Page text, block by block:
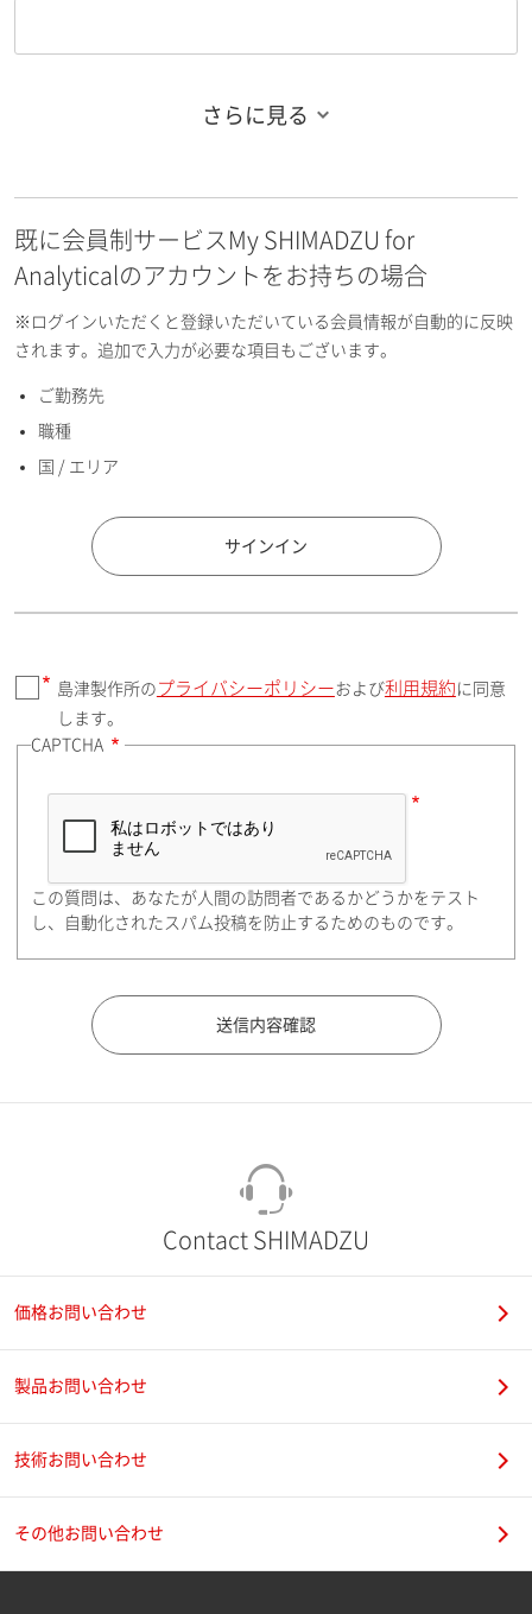
お名前フリガナ（名）
E-mailアドレス（半角英数）
国 / エリア
郵便番号（勤務先）
住所検索
都道府県（勤務先）
さらに見る
既に会員制サービスMy SHIMADZU for
Analyticalのアカウントをお持ちの場合
※ログインいただくと登録いただいている会員情報が自動的に反映
されます。追加で入力が必要な項目もございます。
ご勤務先
職種
国 / エリア
サインイン
島津製作所の プライバシーポリシーおよび利用規約 に同意
します。
CAPTCHA
この質問は、あなたが人間の訪問者であるかどうかをテスト
し、自動化されたスパム投稿を防止するためのものです。
Contact SHIMADZU
価格お問い合わせ
製品お問い合わせ
技術お問い合わせ
その他お問い合わせ